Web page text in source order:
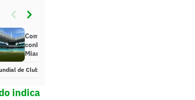
Como é o gramado? Palmeiras
conhece palco de duelo com Inter
Miami; veja o vídeo
de Clubes
indica